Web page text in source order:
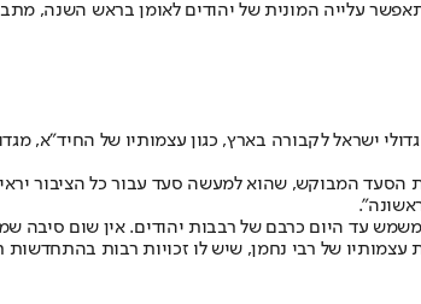
עלייה המונית של יהודים לאומן בראש השנה,
לקבורה בארץ, כגון עצמותיו של החיד"א,
המבוקש, שהוא למעשה סעד עבור כל הציבור
המשמש עד היום כרבם של רבבות יהודים. אין שום
של רבי נחמן, שיש לו זכויות רבות